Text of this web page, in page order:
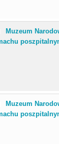
Muzeum
Muzeum